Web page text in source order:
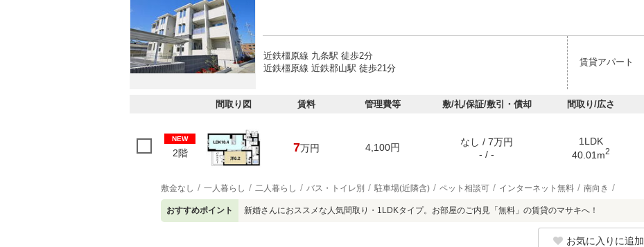
近鉄橿原線 九条駅 徒歩2分
近鉄橿原線 近鉄郡山駅 徒歩21分
賃貸アパート
間取り図 賃料 管理費等 敷/礼/保証/敷引・償却 間取り/広さ
NEW
2階 7万円 4,100円
なし / 7万円
- / -
1LDK
40.01m2
敷金なし 一人暮らし 二人暮らし バス・トイレ別 駐車場(近隣含) ペット相談可 インターネット無料 南向き
おすすめポイント 新婚さんにおススメな人気間取り・1LDKタイプ。お部屋のご内見「無料」の賃貸のマサキへ！
お気に入りに追加